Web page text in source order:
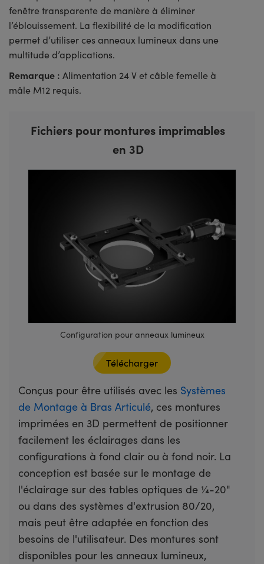
fenêtre transparente de manière à éliminer
l’éblouissement. La flexibilité de la modification
permet d’utiliser ces anneaux lumineux dans une
multitude d’applications.
Remarque : Alimentation 24 V et câble femelle à
mâle M12 requis.
Fichiers pour montures imprimables
en 3D
Configuration pour anneaux lumineux
Télécharger
Conçus pour être utilisés avec les Systèmes
de Montage à Bras Articulé, ces montures
imprimées en 3D permettent de positionner
facilement les éclairages dans les
configurations à fond clair ou à fond noir. La
conception est basée sur le montage de
l'éclairage sur des tables optiques de ¼-20"
ou dans des systèmes d'extrusion 80/20,
mais peut être adaptée en fonction des
besoins de l'utilisateur. Des montures sont
disponibles pour les anneaux lumineux,